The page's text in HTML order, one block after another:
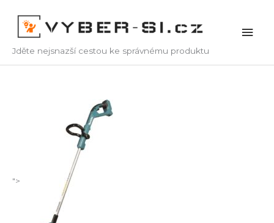
obsah
Jděte nejsnazší cestou ke správnému produktu
">